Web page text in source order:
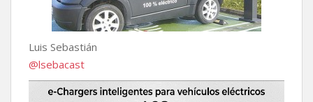
Luis Sebastián
@lsebacast